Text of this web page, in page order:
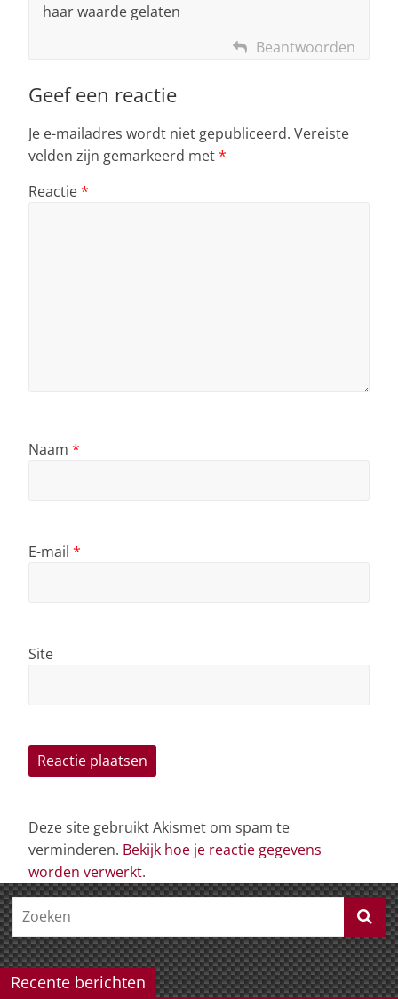
haar waarde gelaten
Beantwoorden
Geef een reactie
Je e-mailadres wordt niet gepubliceerd. Vereiste
velden zijn gemarkeerd met*
Reactie*
Naam *
E-mail *
Site
Deze site gebruikt Akismet om spam te
verminderen. Bekijk hoe je reactie gegevens
worden verwerkt.
Recente berichten